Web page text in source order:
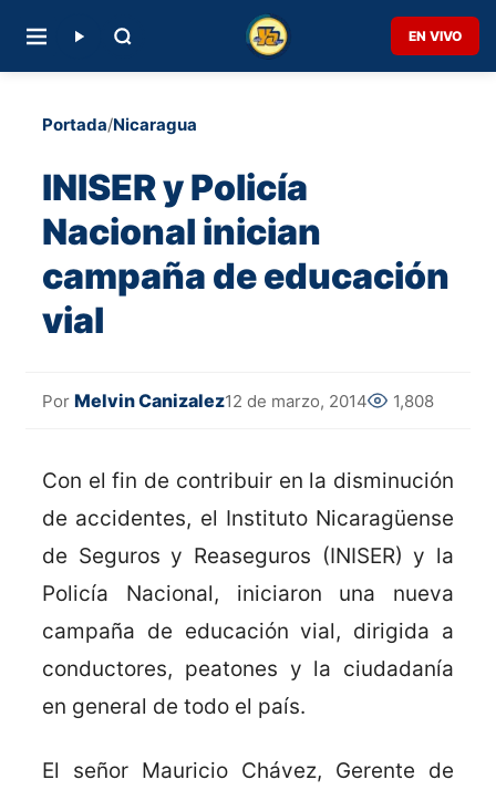
EN VIVO
Portada/Nicaragua
INISER y Policía
Nacional inician
campaña de educación
vial
Por Melvin Canizalez12 de marzo, 2014 1,808
Con el fin de contribuir en la disminución
de accidentes, el Instituto Nicaragüense
de Seguros y Reaseguros (INISER) y la
Policía Nacional, iniciaron una nueva
campaña de educación vial, dirigida a
conductores, peatones y la ciudadanía
en general de todo el país.
El señor Mauricio Chávez, Gerente de